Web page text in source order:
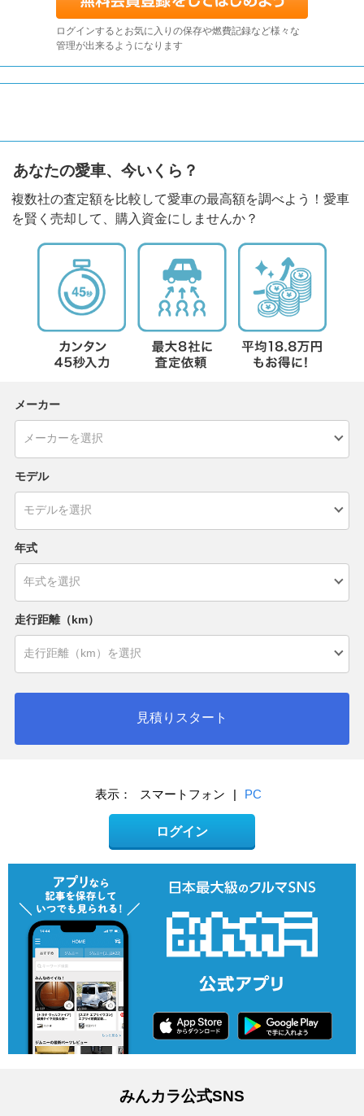
ログインするとお気に入りの保存や燃費記録など様々な
管理が出来るようになります
あなたの愛車、今いくら？
複数社の査定額を比較して愛車の最高額を調べよう！愛車
を賢く売却して、購入資金にしませんか？
メーカー
モデル
年式
走行距離（km）
見積りスタート
表示： スマートフォン | PC
ログイン
みんカラ公式SNS